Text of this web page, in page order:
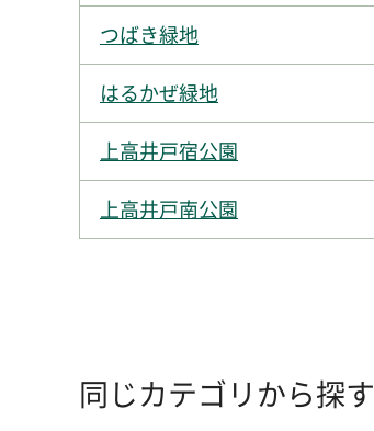
つばき緑地
はるかぜ緑地
上高井戸宿公園
上高井戸南公園
同じカテゴリから探す